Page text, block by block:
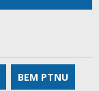
BEM PTNU